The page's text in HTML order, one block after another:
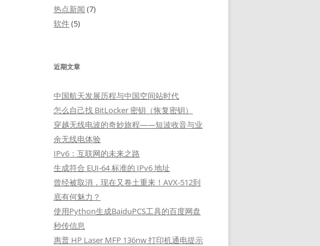
热点新闻 (7)
软件(5)
近期文章
中国航天发展历程与中国空间站时代
怎么自己找 BitLocker 密钥（恢复密钥）
穿越无线电波的奇妙旅程——短波收音与业
余无线电体验
IPv6：互联网的未来之路
生成符合 EUI-64 标准的 IPv6 地址
曾经被取消，现在又卷土重来！AVX-512到
底有何魅力？
使用Python生成BaiduPCS工具的百度网盘
秒传信息
惠普 HP Laser MFP 136nw 打印机通电提示